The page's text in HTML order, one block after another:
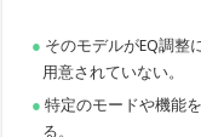
そのモデルがEQ調整
用意されていない。
特定のモードや機能
る。